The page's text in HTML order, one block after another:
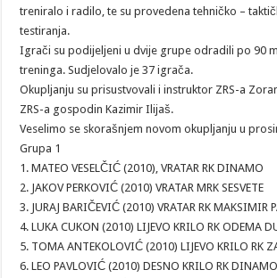
treniralo i radilo, te su provedena tehničko –
testiranja.
Igrači su podijeljeni u dvije grupe odradili po 90
treninga. Sudjelovalo je 37 igrača.
Okupljanju su prisustvovali i instruktor ZRS-a
ZRS-a gospodin Kazimir Ilijaš.
Veselimo se skorašnjem novom okupljanju u
Grupa 1
1. MATEO VESELČIĆ (2010), VRATAR RK DINAMO
2. JAKOV PERKOVIĆ (2010) VRATAR MRK SESVETE
3. JURAJ BARIČEVIĆ (2010) VRATAR RK MAKSIMIR
4. LUKA CUKON (2010) LIJEVO KRILO RK ODEMA
5. TOMA ANTEKOLOVIĆ (2010) LIJEVO KRILO RK
6. LEO PAVLOVIĆ (2010) DESNO KRILO RK DINAMO